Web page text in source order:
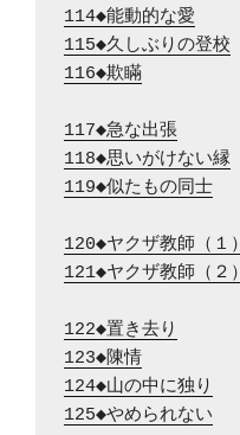
114◆能動的な愛
115◆久しぶりの登校
116◆欺瞞
117◆急な出張
118◆思いがけない縁
119◆似たもの同士
120◆ヤクザ教師（１）
121◆ヤクザ教師（２）
122◆置き去り
123◆陳情
124◆山の中に独り
125◆やめられない